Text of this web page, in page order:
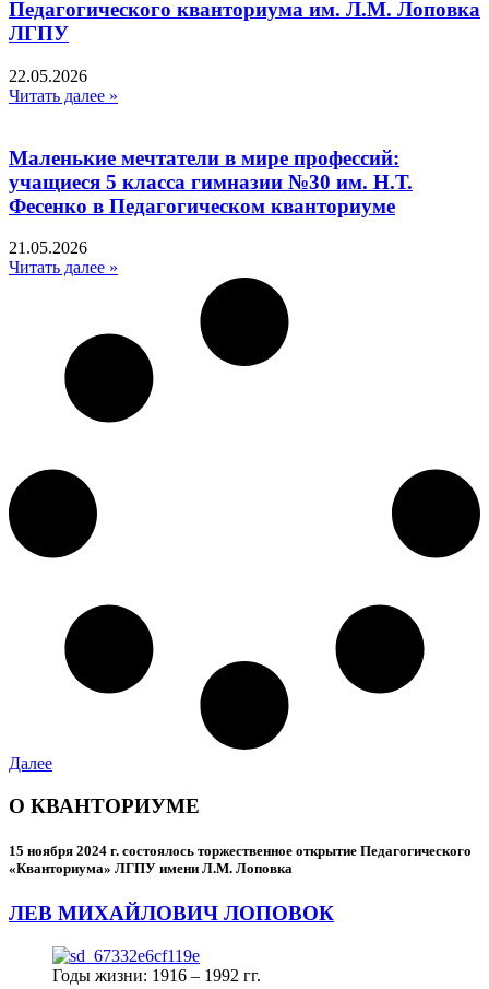
Педагогического кванториума им. Л.М. Лоповка
ЛГПУ
22.05.2026
Читать далее »
Маленькие мечтатели в мире профессий:
учащиеся 5 класса гимназии №30 им. Н.Т.
Фесенко в Педагогическом кванториуме
21.05.2026
Читать далее »
Далее
О КВАНТОРИУМЕ
15 ноября 2024 г. состоялось торжественное открытие Педагогического
«Кванториума» ЛГПУ имени Л.М. Лоповка
ЛЕВ МИХАЙЛОВИЧ ЛОПОВОК
Годы жизни: 1916 – 1992 гг.